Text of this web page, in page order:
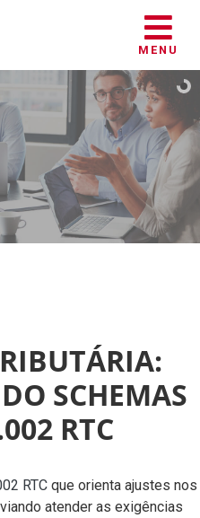
MENU
SCHEMAS
RTC
RTC que orienta ajustes nos
atender as exigências